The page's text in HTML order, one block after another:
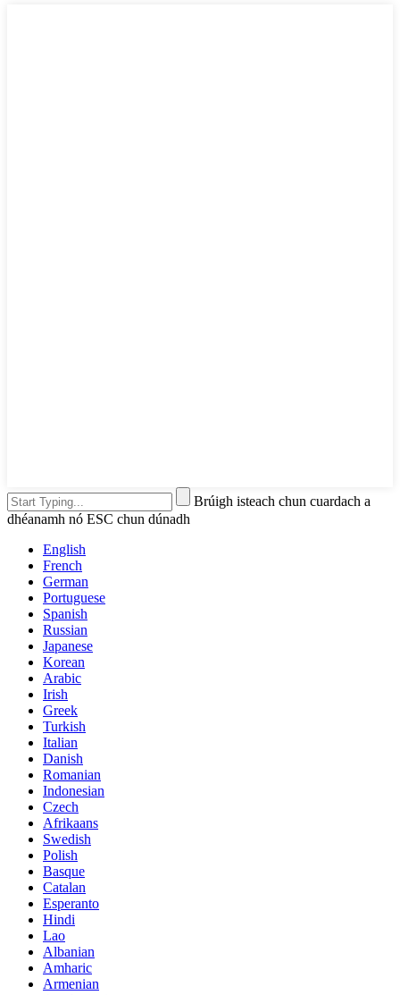
Brúigh isteach chun cuardach a
dhéanamh nó ESC chun dúnadh
English
French
German
Portuguese
Spanish
Russian
Japanese
Korean
Arabic
Irish
Greek
Turkish
Italian
Danish
Romanian
Indonesian
Czech
Afrikaans
Swedish
Polish
Basque
Catalan
Esperanto
Hindi
Lao
Albanian
Amharic
Armenian